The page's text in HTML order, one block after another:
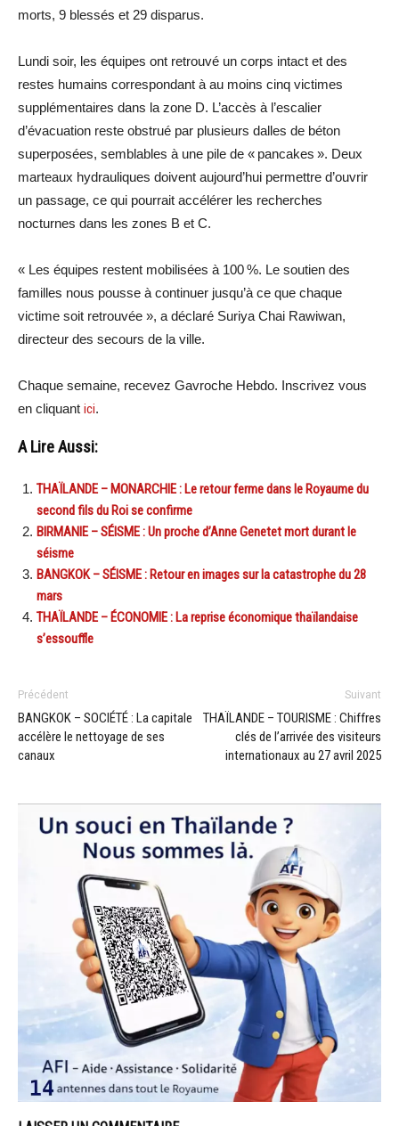
morts, 9 blessés et 29 disparus.
Lundi soir, les équipes ont retrouvé un corps intact et des
restes humains correspondant à au moins cinq victimes
supplémentaires dans la zone D. L’accès à l’escalier
d’évacuation reste obstrué par plusieurs dalles de béton
superposées, semblables à une pile de « pancakes ». Deux
marteaux hydrauliques doivent aujourd’hui permettre d’ouvrir
un passage, ce qui pourrait accélérer les recherches
nocturnes dans les zones B et C.
« Les équipes restent mobilisées à 100 %. Le soutien des
familles nous pousse à continuer jusqu’à ce que chaque
victime soit retrouvée », a déclaré Suriya Chai Rawiwan,
directeur des secours de la ville.
Chaque semaine, recevez Gavroche Hebdo. Inscrivez vous
en cliquant ici.
A Lire Aussi:
THAÏLANDE – MONARCHIE : Le retour ferme dans le Royaume du
second fils du Roi se confirme
BIRMANIE – SÉISME : Un proche d’Anne Genetet mort durant le
séisme
BANGKOK – SÉISME : Retour en images sur la catastrophe du 28
mars
THAÏLANDE – ÉCONOMIE : La reprise économique thaïlandaise
s’essouffle
Précédent
BANGKOK – SOCIÉTÉ : La capitale
accélère le nettoyage de ses
canaux
Suivant
THAÏLANDE – TOURISME : Chiffres
clés de l’arrivée des visiteurs
internationaux au 27 avril 2025